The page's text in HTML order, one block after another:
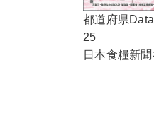
都道府県
25
日本食糧新